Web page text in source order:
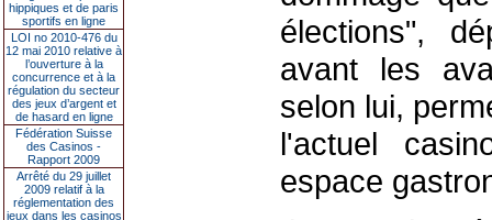
hippiques et de paris
sportifs en ligne
LOI no 2010-476 du
12 mai 2010 relative à
l’ouverture à la
concurrence et à la
régulation du secteur
des jeux d’argent et
de hasard en ligne
Fédération Suisse
des Casinos -
Rapport 2009
Arrêté du 29 juillet
2009 relatif à la
réglementation des
jeux dans les casinos
élections",
avant les
selon lui,
l'actuel
espace